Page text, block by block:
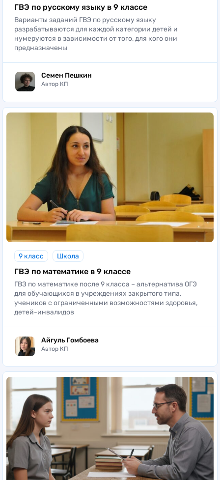
ГВЭ по русскому языку в 9 классе
Варианты заданий ГВЭ по русскому языку
разрабатываются для каждой категории детей и
нумеруются в зависимости от того, для кого они
предназначены
Семен Пешкин
Автор КП
9 класс Школа
ГВЭ по математике в 9 классе
ГВЭ по математике после 9 класса – альтернатива ОГЭ
для обучающихся в учреждениях закрытого типа,
учеников с ограниченными возможностями здоровья,
детей-инвалидов
Айгуль Гомбоева
Автор КП